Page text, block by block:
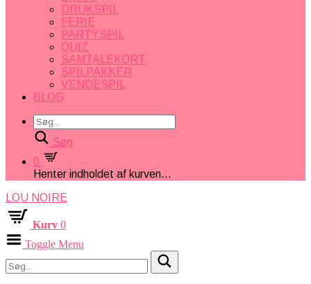
DRUKSPIL
FERIE
PARTYSPIL
QUIZ
SAMTALEKORT
SPILPAKKER
VENDESPIL
BLOG
Søg
0
Henter indholdet af kurven...
LOU NOIRE
Kurv 0
Toggle Menu